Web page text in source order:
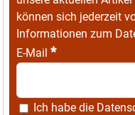
können sich jederzeit
Informationen zum
E-Mail *
Ich habe die